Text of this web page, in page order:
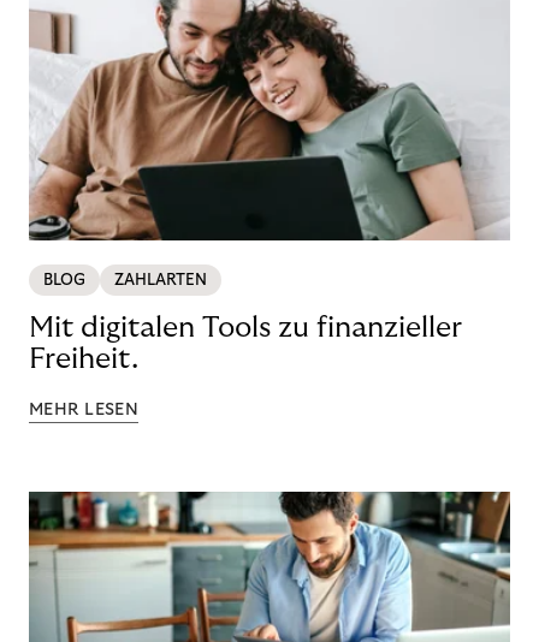
BLOG ZAHLARTEN
Mit digitalen Tools zu finanzieller
Freiheit.
MEHR LESEN